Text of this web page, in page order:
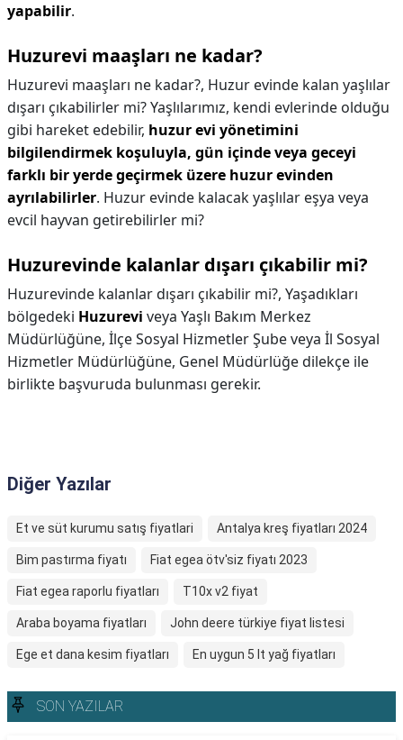
yapabilir.
Huzurevi maaşları ne kadar?
Huzurevi maaşları ne kadar?, Huzur evinde kalan yaşlılar
dışarı çıkabilirler mi? Yaşlılarımız, kendi evlerinde olduğu
gibi hareket edebilir, huzur evi yönetimini
bilgilendirmek koşuluyla, gün içinde veya geceyi
farklı bir yerde geçirmek üzere huzur evinden
ayrılabilirler. Huzur evinde kalacak yaşlılar eşya veya
evcil hayvan getirebilirler mi?
Huzurevinde kalanlar dışarı çıkabilir mi?
Huzurevinde kalanlar dışarı çıkabilir mi?, Yaşadıkları
bölgedeki Huzurevi veya Yaşlı Bakım Merkez
Müdürlüğüne, İlçe Sosyal Hizmetler Şube veya İl Sosyal
Hizmetler Müdürlüğüne, Genel Müdürlüğe dilekçe ile
birlikte başvuruda bulunması gerekir.
Diğer Yazılar
Et ve süt kurumu satış fiyatlari Antalya kreş fiyatları 2024
Bim pastırma fiyatı Fiat egea ötv'siz fiyatı 2023
Fiat egea raporlu fiyatları T10x v2 fiyat
Araba boyama fiyatları John deere türkiye fiyat listesi
Ege et dana kesim fiyatları En uygun 5 lt yağ fiyatları
SON YAZILAR